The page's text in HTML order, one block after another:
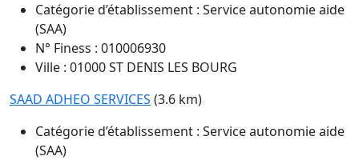
Catégorie d’établissement : Service autonomie aide
(SAA)
N° Finess : 010006930
Ville : 01000 ST DENIS LES BOURG
SAAD ADHEO SERVICES (3.6 km)
Catégorie d’établissement : Service autonomie aide
(SAA)